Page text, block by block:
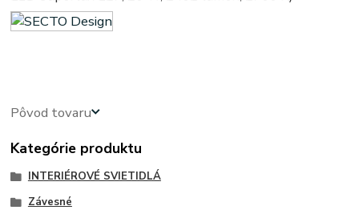
Pôvod tovaru
Kategórie produktu
INTERIÉROVÉ SVIETIDLÁ
Závesné